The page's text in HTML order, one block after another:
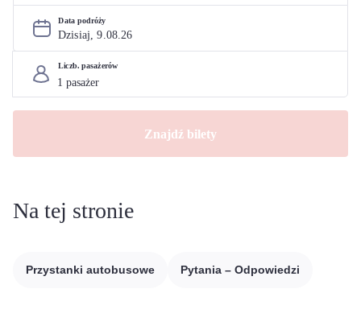
Data podróży
Dzisiaj, 9.08.26
Liczb. pasażerów
Znajdź bilety
Na tej stronie
Przystanki autobusowe Pytania – Odpowiedzi